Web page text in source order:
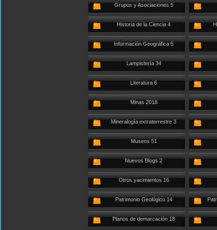
Grupos y Asociaciones 5
Historia de la Ciencia 4
Información Geográfica 5
Lampistería 34
Literatura 6
Minas 2018
Mineralogía extraterrestre 3
Museos 51
Nuevos Blogs 2
Otros yacimientos 16
Patrimonio Geológico 14
Planos de demarcación 18